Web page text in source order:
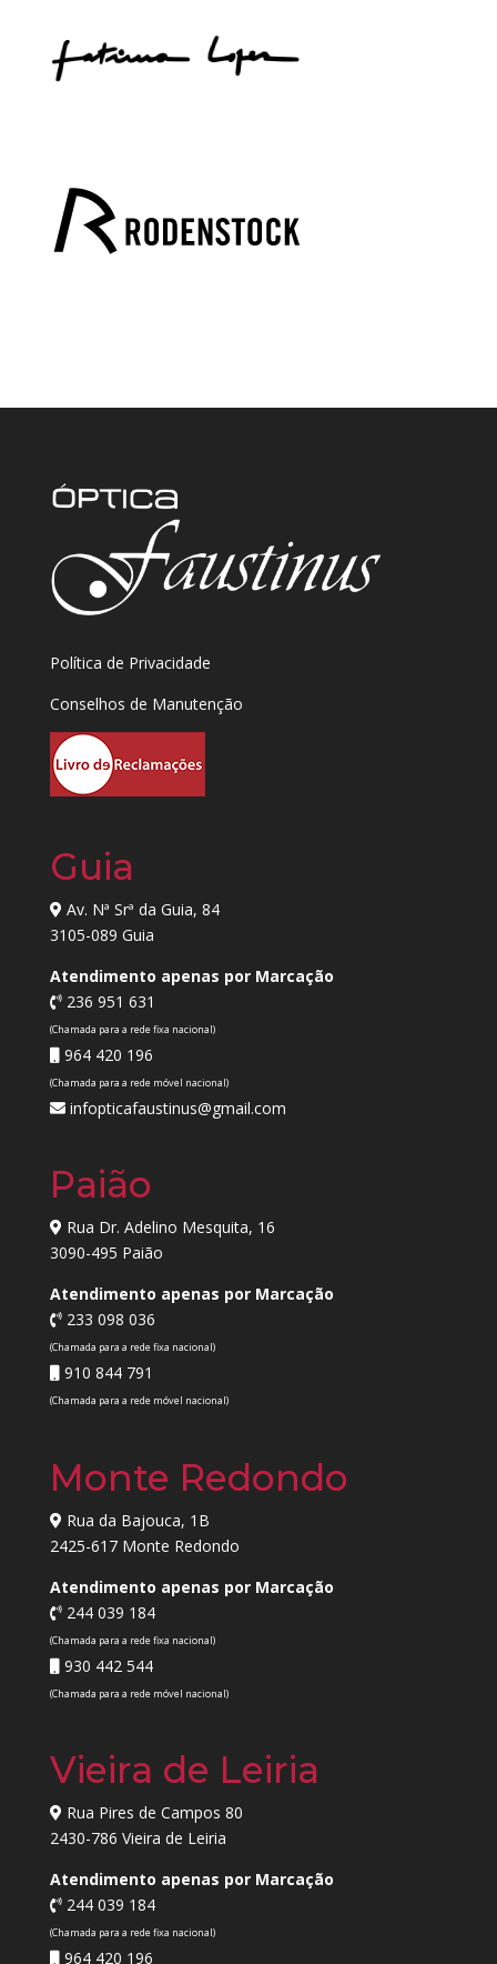
Política de Privacidade
Conselhos de Manutenção
Guia
Av. Nª Srª da Guia, 84
3105-089 Guia
Atendimento apenas por Marcação
236 951 631
(Chamada para a rede fixa nacional)
964 420 196
(Chamada para a rede móvel nacional)
infopticafaustinus@gmail.com
Paião
Rua Dr. Adelino Mesquita, 16
3090-495 Paião
Atendimento apenas por Marcação
233 098 036
(Chamada para a rede fixa nacional)
910 844 791
(Chamada para a rede móvel nacional)
Monte Redondo
Rua da Bajouca, 1B
2425-617 Monte Redondo
Atendimento apenas por Marcação
244 039 184
(Chamada para a rede fixa nacional)
930 442 544
(Chamada para a rede móvel nacional)
Vieira de Leiria
Rua Pires de Campos 80
2430-786 Vieira de Leiria
Atendimento apenas por Marcação
244 039 184
(Chamada para a rede fixa nacional)
964 420 196